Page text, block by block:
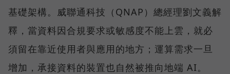
基礎架構。威聯通科技（QNAP）總經理劉文義解
釋，當資料因合規要求或敏感度不能上雲，就必
須留在靠近使用者與應用的地方；運算需求一旦
增加，承接資料的裝置也自然被推向地端 AI。